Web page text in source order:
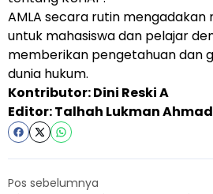
AMLA secara rutin
untuk mahasiswa dan pelajar
memberikan pengetahuan dan
dunia hukum.
Kontributor: Dini Reski A
Editor: Talhah Lukman Ahmad
Pos sebelumnya